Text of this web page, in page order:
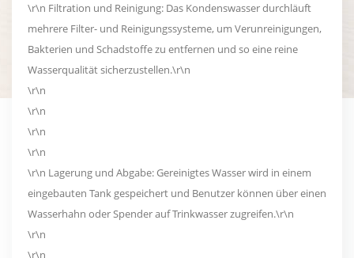
\r\n Filtration und Reinigung: Das Kondenswasser durchläuft
mehrere Filter- und Reinigungssysteme, um Verunreinigungen,
Bakterien und Schadstoffe zu entfernen und so eine reine
Wasserqualität sicherzustellen.\r\n
\r\n
\r\n
\r\n
\r\n
\r\n Lagerung und Abgabe: Gereinigtes Wasser wird in einem
eingebauten Tank gespeichert und Benutzer können über einen
Wasserhahn oder Spender auf Trinkwasser zugreifen.\r\n
\r\n
\r\n